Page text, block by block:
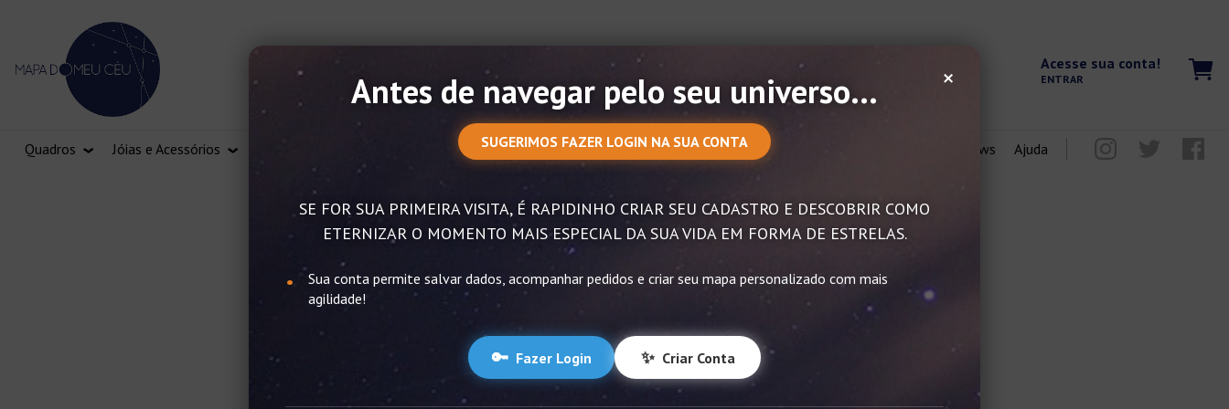
Acesse sua conta!
ENTRAR
Quadros Jóias e Acessórios Reviews Ajuda
×
Antes de navegar pelo seu universo...
SUGERIMOS FAZER LOGIN NA SUA CONTA
SE FOR SUA PRIMEIRA VISITA, É RAPIDINHO CRIAR SEU CADASTRO E DESCOBRIR COMO
ETERNIZAR O MOMENTO MAIS ESPECIAL DA SUA VIDA EM FORMA DE ESTRELAS.
Sua conta permite salvar dados, acompanhar pedidos e criar seu mapa personalizado com mais
agilidade!
🔑 Fazer Login ✨ Criar Conta